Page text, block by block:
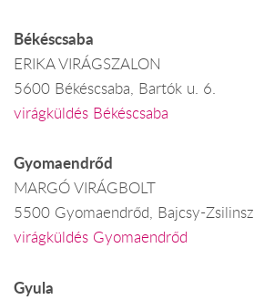
Békéscsaba
ERIKA VIRÁGSZALON
5600 Békéscsaba, Bartók u. 6.
virágküldés Békéscsaba
Gyomaendrőd
MARGÓ VIRÁGBOLT
5500 Gyomaendrőd, Bajcsy-
virágküldés Gyomaendrőd
Gyula